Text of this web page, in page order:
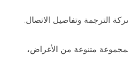
الترجمة وتفاصيل الاتصال.
متنوعة من الأغراض،